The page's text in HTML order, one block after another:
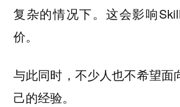
复杂的情况下。这会影响
价。
与此同时，不少人也不希望面
己的经验。